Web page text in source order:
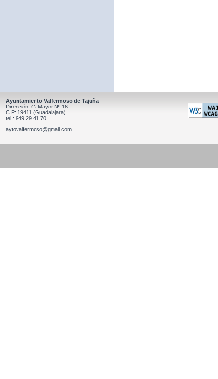
Ayuntamiento Valfermoso de Tajuña
Dirección: C/ Mayor Nº 16
C.P: 19411 (Guadalajara)
tel.: 949 29 41 70
aytovalfermoso@gmail.com